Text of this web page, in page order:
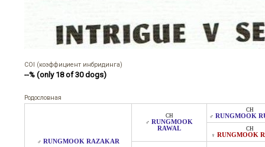
COI (коэффициент инбридинга)
--% (only 18 of 30 dogs)
Родословная
♂ RUNGMOOK RAZAKAR
CH
♂ RUNGMOOK
RAWAL
CH
♂ RUNGMOOK
CH
♀ RUNGMOOK